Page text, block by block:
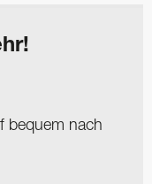
bequem nach